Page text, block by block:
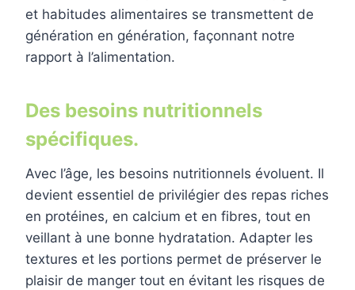
et habitudes alimentaires se transmettent de
génération en génération, façonnant notre
rapport à l’alimentation.
Des besoins nutritionnels
spécifiques.
Avec l’âge, les besoins nutritionnels évoluent. Il
devient essentiel de privilégier des repas riches
en protéines, en calcium et en fibres, tout en
veillant à une bonne hydratation. Adapter les
textures et les portions permet de préserver le
plaisir de manger tout en évitant les risques de